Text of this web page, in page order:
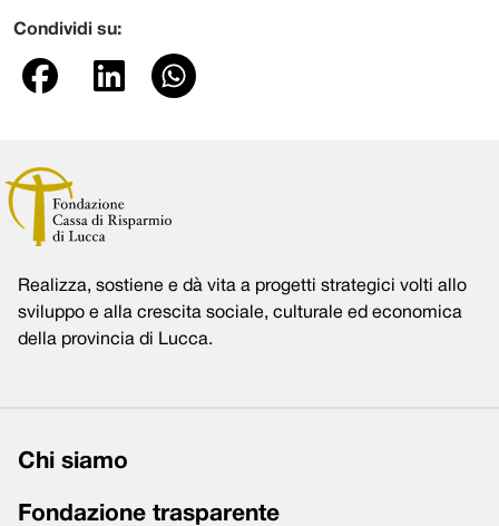
Condividi su:
Realizza, sostiene e dà vita a progetti strategici volti allo
sviluppo e alla crescita sociale, culturale ed economica
della provincia di Lucca.
Chi siamo
Fondazione trasparente